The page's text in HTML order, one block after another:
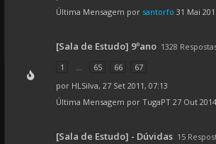
Última Mensagem por santorfo 31 Mai
[Sala de Estudo] 9ºano 1328
1
... 65 66
67
por HLSilva, 27 Set 2011, 07:13
Última Mensagem por TugaPT 27 Out
[Sala de Estudo] - Dúvidas 15